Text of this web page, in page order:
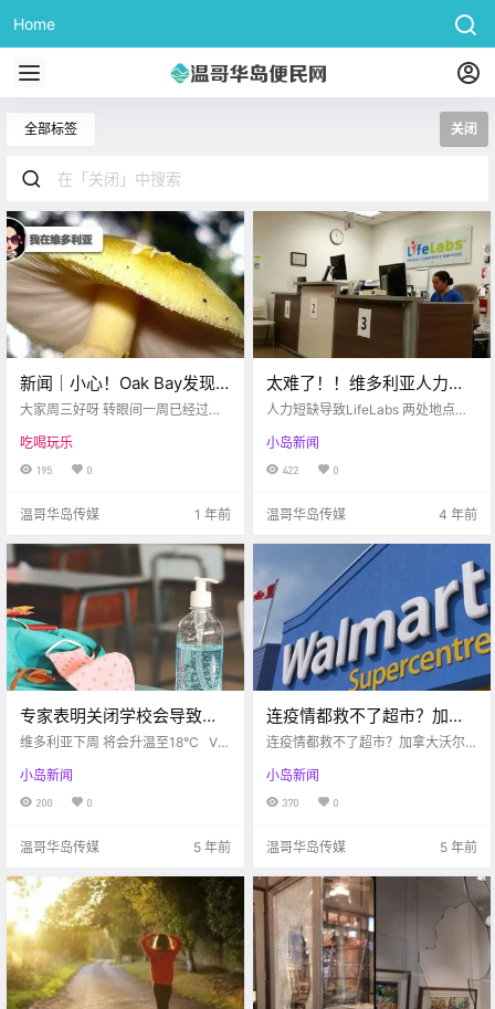
Home
全部标签 关闭
新闻｜小心！Oak Bay发现
毒蘑菇！Downtown公交站
大家周三好呀 转眼间一周已经过半
合 照顾好自己哦！ 今天，让我们一
起来看看 维多利亚有哪些 值得关注
吃喝玩乐
195 0
温哥华岛传媒 1 年前
太难了！！维多利亚人力短
缺，导致Lifelabs多处关
人力短缺导致LifeLabs 两处地点将
现关闭的LifeLabs 在Saanich的Ce
dar Hill Cross Road 而首个发现Lab
小岛新闻
422 0
温哥华岛传媒 4 年前
专家表明关闭学校会导致疫
情激增？Ferry被迫中途掉头
维多利亚下周 将会升温至18°C Vic
据加拿大环境部报道 从下周四开始
维多利亚天气将会升温至18°C 岛上
终于正式等来夏天了～ 从明天开始
小岛新闻
200 0
温哥华岛传媒 5 年前
连疫情都救不了超市？加拿
大沃尔玛一下子关闭6家店！
连疫情都救不了超市？加拿大沃尔
小岛新闻
370 0
温哥华岛传媒 5 年前